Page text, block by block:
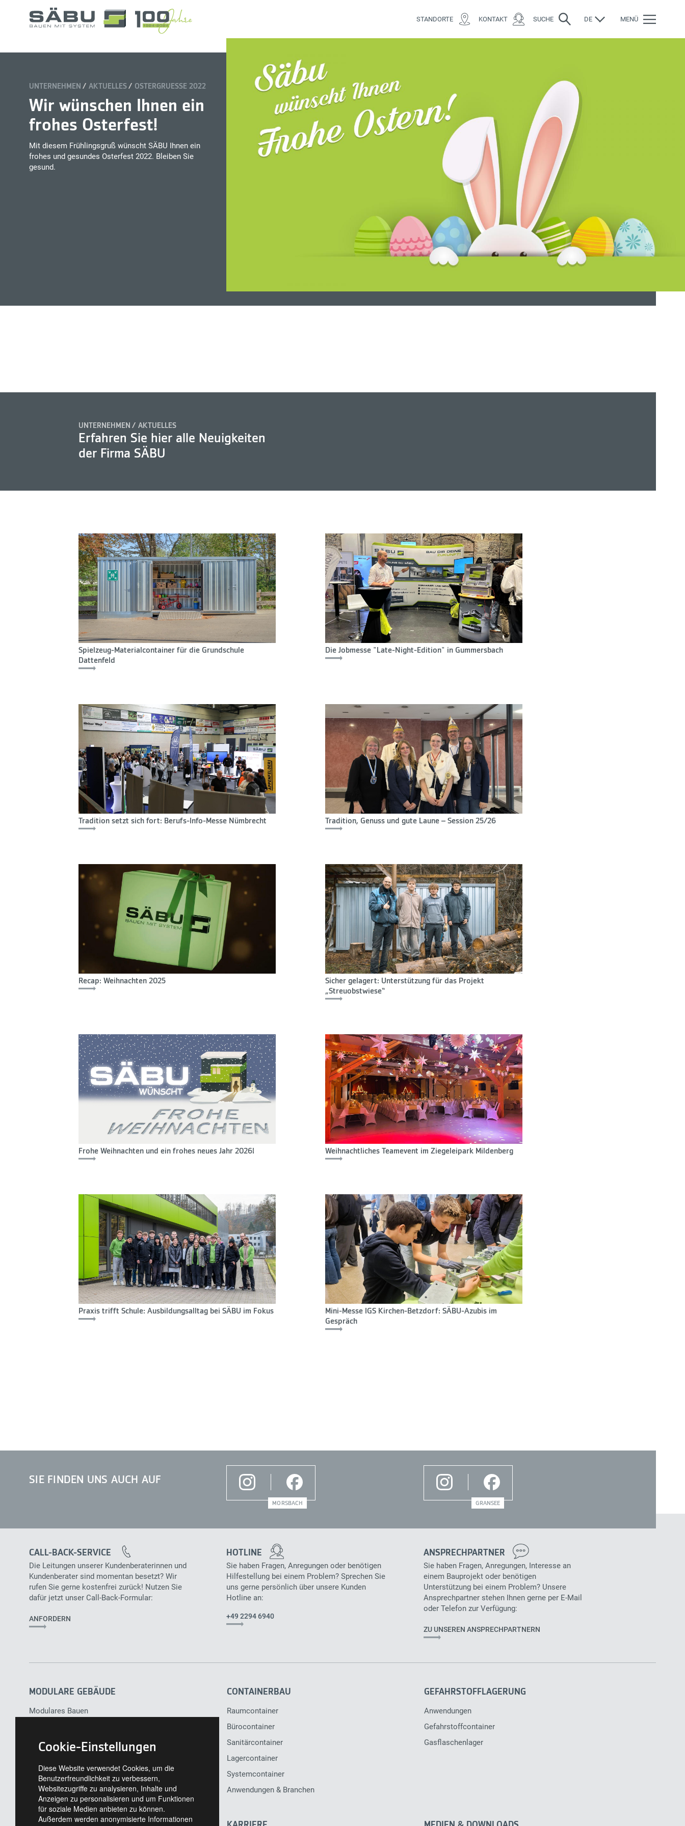
STANDORTE KONTAKT SUCHE DE MENÜ
UNTERNEHMEN AKTUELLES OSTERGRUESSE 2022
Wir wünschen Ihnen ein
frohes Osterfest!
Mit diesem Frühlingsgruß wünscht SÄBU Ihnen ein
frohes und gesundes Osterfest 2022. Bleiben Sie
gesund.
UNTERNEHMEN AKTUELLES
Erfahren Sie hier alle Neuigkeiten
der Firma SÄBU
Spielzeug-Materialcontainer für die Grundschule
Dattenfeld
Die Jobmesse "Late-Night-Edition" in Gummersbach
Tradition setzt sich fort: Berufs-Info-Messe Nümbrecht Tradition, Genuss und gute Laune – Session 25/26
Recap: Weihnachten 2025
Sicher gelagert: Unterstützung für das Projekt
„Streuobstwiese“
Frohe Weihnachten und ein frohes neues Jahr 2026! Weihnachtliches Teamevent im Ziegeleipark Mildenberg
Praxis trifft Schule: Ausbildungsalltag bei SÄBU im Fokus
Mini-Messe IGS Kirchen-Betzdorf: SÄBU-Azubis im
Gespräch
SIE FINDEN UNS AUCH AUF
MORSBACH GRANSEE
CALL-BACK-SERVICE
Die Leitungen unserer Kundenberaterinnen und
Kundenberater sind momentan besetzt? Wir
rufen Sie gerne kostenfrei zurück! Nutzen Sie
dafür jetzt unser Call-Back-Formular:
ANFORDERN
HOTLINE
Sie haben Fragen, Anregungen oder benötigen
Hilfestellung bei einem Problem? Sprechen Sie
uns gerne persönlich über unsere Kunden
Hotline an:
+49 2294 6940
ANSPRECHPARTNER
Sie haben Fragen, Anregungen, Interesse an
einem Bauprojekt oder benötigen
Unterstützung bei einem Problem? Unsere
Ansprechpartner stehen Ihnen gerne per E-Mail
oder Telefon zur Verfügung:
ZU UNSEREN ANSPRECHPARTNERN
MODULARE GEBÄUDE
Modulares Bauen
FAQs
Referenzprojekte
CONTAINERBAU
Raumcontainer
Bürocontainer
Sanitärcontainer
Lagercontainer
Systemcontainer
Anwendungen & Branchen
GEFAHRSTOFFLAGERUNG
Anwendungen
Gefahrstoffcontainer
Gasflaschenlager
Cookie-Einstellungen
Diese Website verwendet Cookies, um die
Benutzerfreundlichkeit zu verbessern,
Websitezugriffe zu analysieren, Inhalte und
Anzeigen zu personalisieren und um Funktionen
für soziale Medien anbieten zu können.
Außerdem werden anonymisierte Informationen